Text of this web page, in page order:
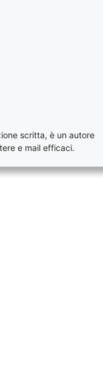
scritta, è un autore
e mail efficaci.